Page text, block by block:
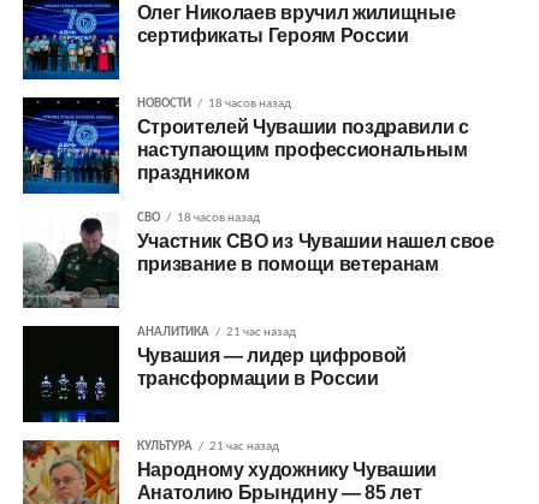
Олег Николаев вручил жилищные
сертификаты Героям России
НОВОСТИ 18 часов назад
Строителей Чувашии поздравили с
наступающим профессиональным
праздником
СВО 18 часов назад
Участник СВО из Чувашии нашел свое
призвание в помощи ветеранам
АНАЛИТИКА 21 час назад
Чувашия — лидер цифровой
трансформации в России
КУЛЬТУРА 21 час назад
Народному художнику Чувашии
Анатолию Брындину — 85 лет